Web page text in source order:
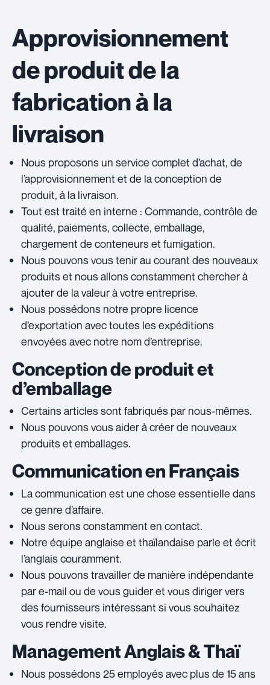
Approvisionnement
de produit de la
fabrication à la
livraison
Nous proposons un service complet d’achat, de
l’approvisionnement et de la conception de
produit, à la livraison.
Tout est traité en interne : Commande, contrôle de
qualité, paiements, collecte, emballage,
chargement de conteneurs et fumigation.
Nous pouvons vous tenir au courant des nouveaux
produits et nous allons constamment chercher à
ajouter de la valeur à votre entreprise.
Nous possédons notre propre licence
d’exportation avec toutes les expéditions
envoyées avec notre nom d’entreprise.
Conception de produit et
d’emballage
Certains articles sont fabriqués par nous-mêmes.
Nous pouvons vous aider à créer de nouveaux
produits et emballages.
Communication en Français
La communication est une chose essentielle dans
ce genre d’affaire.
Nous serons constamment en contact.
Notre équipe anglaise et thaïlandaise parle et écrit
l’anglais couramment.
Nous pouvons travailler de manière indépendante
par e-mail ou de vous guider et vous diriger vers
des fournisseurs intéressant si vous souhaitez
vous rendre visite.
Management Anglais & Thaï
Nous possédons 25 employés avec plus de 15 ans